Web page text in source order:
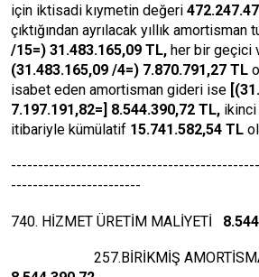
için iktisadi kıymetin değeri
çıktığından ayrılacak yıllık amortisman
/15=) 31.483.165,09 TL, her bir geçici
(31.483.165,09 /4=) 7.870.791,27 TL
isabet eden amortisman gideri ise
7.197.191,82=] 8.544.390,72 TL,
itibariyle kümülatif 15.741.582,54 TL
------------------------
740. HİZMET ÜRETİM MALİYETİ
257.BİRİKMİŞ